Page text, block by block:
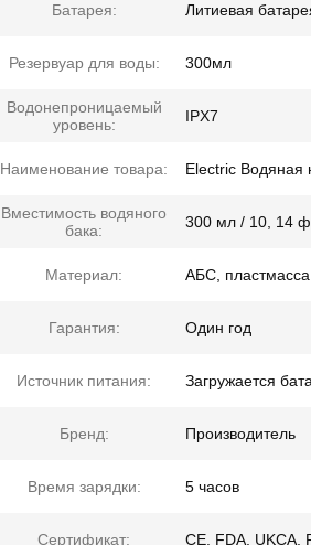
Батарея: Литиевая
Резервуар для воды: 300мл
Водонепроницаемый
уровень:
IPX7
Наименование товара: Electric Водяная
Вместимость водяного
бака:
300 мл / 10, 14
Материал: АБС, пластмасса
Гарантия: Один год
Источник питания: Загружается
Бренд: Производитель
Время зарядки: 5 часов
Сертификат: CE, FDA, UKCA,